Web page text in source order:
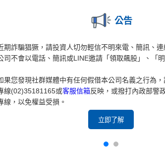
公告
期詐騙猖獗，請投資人切勿輕信不明來電、簡訊、
司不會以電話、簡訊或LINE邀請「領取飆股」、「
果您發現社群媒體中有任何假借本公司名義之行為
線(02)35181165或客服信箱反映，或撥打內政部警
線，以免權益受損。
立即了解
作、警衛保全及司
掌理硬體設備、機
訊系統開發一部
掌理各業務開戶、
事宜。
訊系統開發二部 掌理下單交易、電
負責公司人力資源
理、薪酬福利、勞
負責債券、票券、